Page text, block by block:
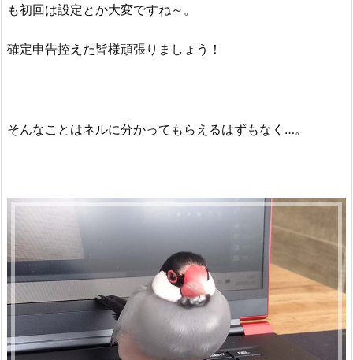
も初回は設定とか大変ですね～。
確定申告控えた皆様頑張りましょう！
そんなことはネルに分かってもらえるはずもなく…。